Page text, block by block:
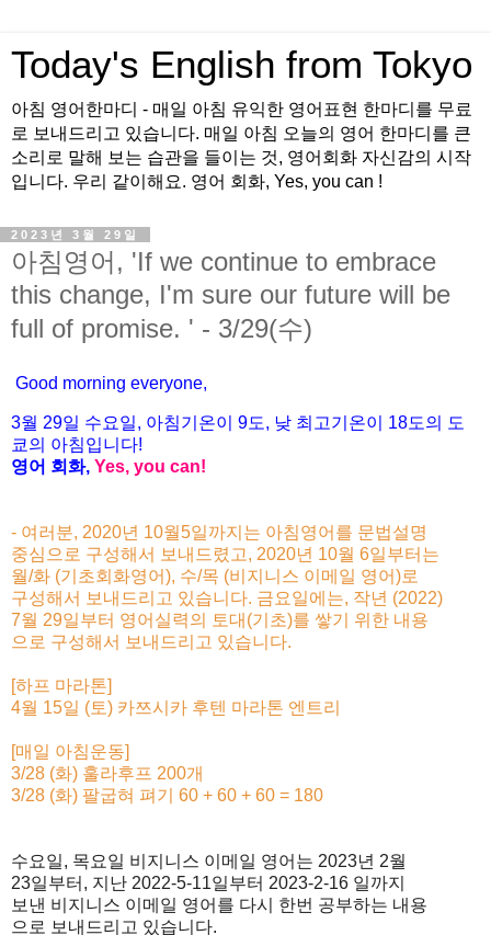
Today's English from Tokyo
아침 영어한마디 - 매일 아침 유익한 영어표현 한마디를 무료
로 보내드리고 있습니다. 매일 아침 오늘의 영어 한마디를 큰
소리로 말해 보는 습관을 들이는 것, 영어회화 자신감의 시작
입니다. 우리 같이해요. 영어 회화, Yes, you can !
2023년 3월 29일
아침영어, 'If we continue to embrace
this change, I'm sure our future will be
full of promise. ' - 3/29(수)
Good morning everyone,
3월 29일 수요일, 아침기온이 9도, 낮 최고기온이
18도의 도
쿄의 아침입니다!
영어 회화, Yes, you can!
- 여러분, 2020년 10월5일까지는 아침영어를 문법설명
중심으로 구성해서 보내드렸고, 2020년 10월 6일부터는
월/화 (기초회화영어), 수/목 (비지니스 이메일 영어)로
구성해서 보내드리고 있습니다. 금요일에는, 작년 (2022)
7월 29일부터 영어실력의 토대(기초)를 쌓기 위한 내용
으로 구성해서 보내드리고 있습니다.
[하프 마라톤]
4월 15일 (토) 카쯔시카 후텐 마라톤 엔트리
[매일 아침운동]
3/28 (화) 훌라후프 200개
3/28 (화) 팔굽혀 펴기 60 + 60 + 60 = 180
수요일, 목요일 비지니스 이메일 영어는 2023년 2월
23일부터, 지난 2022-5-11일부터 2023-2-16 일까지
보낸 비지니스 이메일 영어를 다시 한번 공부하는 내용
으로 보내드리고 있습니다.